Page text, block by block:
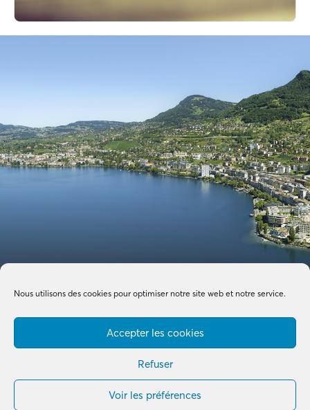
Nous utilisons des cookies pour optimiser notre site web et notre service.
Accepter les cookies
Refuser
Voir les préférences